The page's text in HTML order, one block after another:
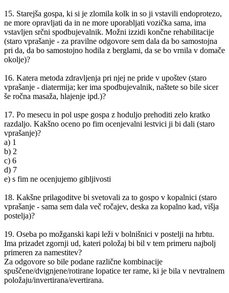
15. Starejša gospa, ki si je zlomila kolk in so ji vstavili endoprotezo,
ne more opravljati da in ne more uporabljati vozička sama, ima
vstavljen srčni spodbujevalnik. Možni izzidi končne rehabilitacije
(staro vprašanje - za pravilne odgovore sem dala da bo samostojna
pri da, da bo samostojno hodila z berglami, da se bo vrnila v domače
okolje)?
16. Katera metoda zdravljenja pri njej ne pride v upoštev (staro
vprašanje - diatermija; ker ima spodbujevalnik, naštete so bile sicer
še ročna masaža, hlajenje ipd.)?
17. Po mesecu in pol uspe gospa z hoduljo prehoditi zelo kratko
razdaljo. Kakšno oceno po fim ocenjevalni lestvici ji bi dali (staro
vprašanje)?
a) 1
b) 2
c) 6
d) 7
e) s fim ne ocenjujemo gibljivosti
18. Kakšne prilagoditve bi svetovali za to gospo v kopalnici (staro
vprašanje - sama sem dala več ročajev, deska za kopalno kad, višja
postelja)?
19. Oseba po možganski kapi leži v bolnišnici v postelji na hrbtu.
Ima prizadet zgornji ud, kateri položaj bi bil v tem primeru najbolj
primeren za namestitev?
Za odgovore so bile podane različne kombinacije
spuščene/dvignjene/rotirane lopatice ter rame, ki je bila v nevtralnem
položaju/invertirana/evertirana.